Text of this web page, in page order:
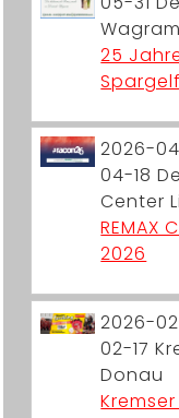
Wagram
25
2026-
04-18
Center
REMAX
2026
2026-
02-17
Donau